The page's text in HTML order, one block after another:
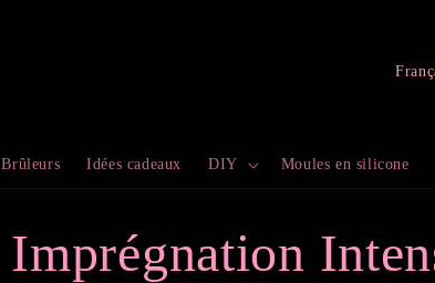
Brûleurs Idées cadeaux DIY Moules en silicone
L
e
Imprégnation